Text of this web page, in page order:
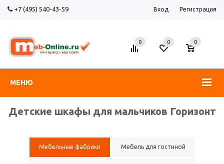
+7 (495) 540-43-59 Вход Регистрация
МЕНЮ
0 0
0
Детские шкафы для мальчиков Горизонт
Мебельные фабрики Мебель для гостиной